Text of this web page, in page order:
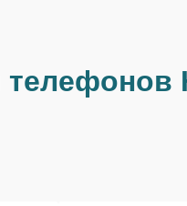
телефонов